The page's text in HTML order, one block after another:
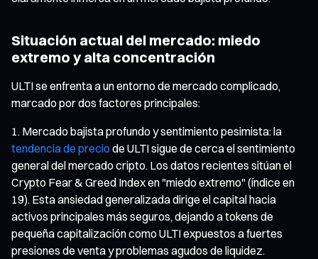
Situación actual del mercado: miedo
extremo y alta concentración
ULTI se enfrenta a un entorno de mercado complicado,
marcado por dos factores principales:
Mercado bajista profundo y sentimiento pesimista: la
tendencia de preciode ULTI sigue de cerca el sentimiento
general del mercado cripto. Los datos recientes sitúan el
Crypto Fear & Greed Index en "miedo extremo" (índice en
19). Esta ansiedad generalizada dirige el capital hacia
activos principales más seguros, dejando a tokens de
pequeña capitalización como ULTI expuestos a fuertes
presiones de venta y problemas agudos de liquidez.